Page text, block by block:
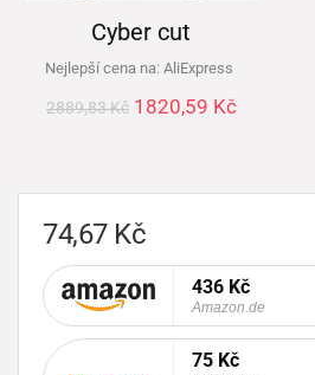
Cyber cut
Nejlepší cena na: AliExpress
2889,83Kč 1820,59 Kč
74,67 Kč
436 Kč
Amazon.de
75 Kč